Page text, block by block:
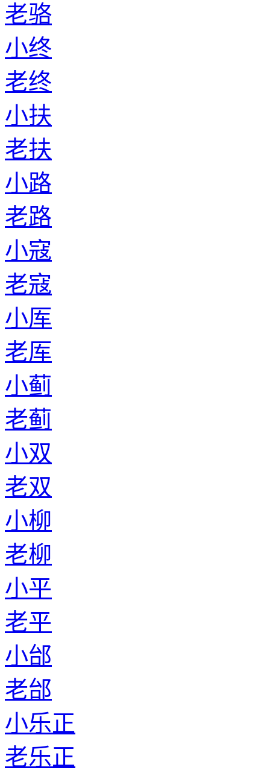
老骆
小终
老终
小扶
老扶
小路
老路
小寇
老寇
小厍
老厍
小蓟
老蓟
小双
老双
小柳
老柳
小平
老平
小邰
老邰
小乐正
老乐正